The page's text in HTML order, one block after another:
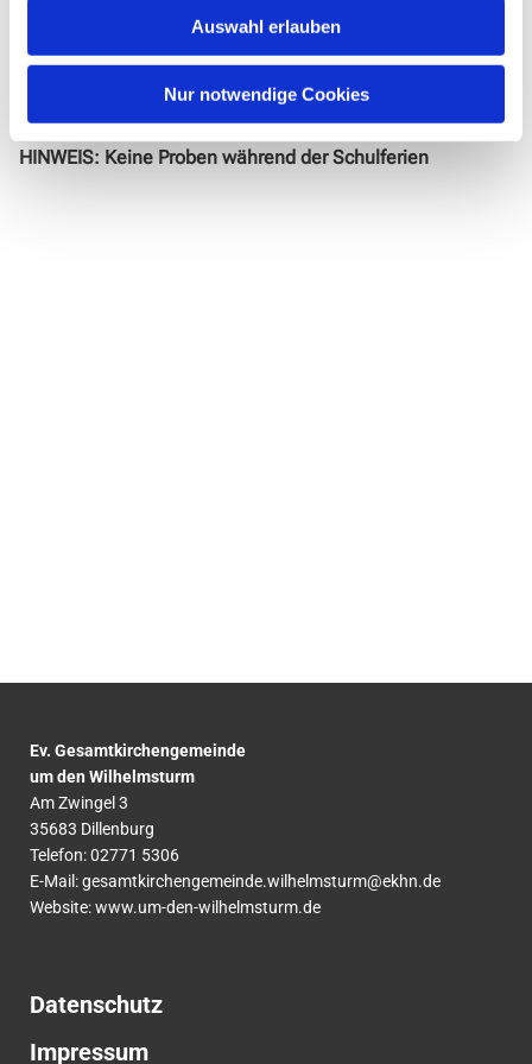
Auswahl erlauben
Nur notwendige Cookies
Proben: Donnerstags, 19.45 – 22:00 Uhr, im Augenblick in
zwei Gruppen
Ort: Gemeindehaus Am Zwingel
Propsteikantorin Petra Denker
HINWEIS: Keine Proben während der Schulferien
Ev. Gesamtkirchengemeinde
um den Wilhelmsturm
Am Zwingel 3
35683 Dillenburg
Telefon:02771 5306
E-Mail:gesamtkirchengemeinde.wilhelmsturm@ekhn.de
Website: www.um-den-wilhelmsturm.de
Datenschutz
Impressum